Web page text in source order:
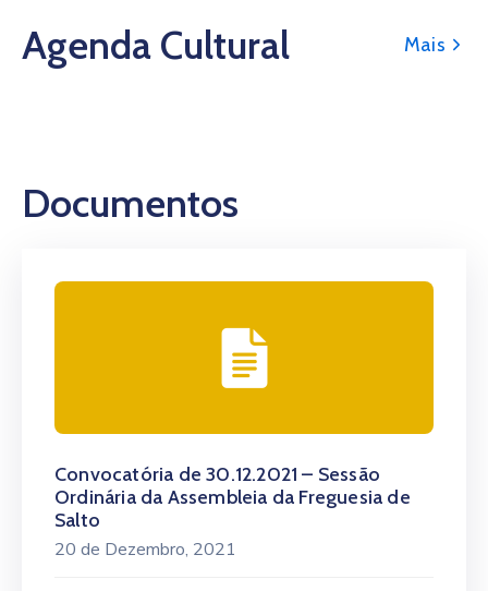
Agenda Cultural Mais
Documentos
Convocatória de 30.12.2021 – Sessão
Ordinária da Assembleia da Freguesia de
Salto
20 de Dezembro, 2021